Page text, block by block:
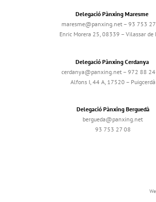
Delegació Pànxing Maresme
maresme@panxing.net – 93 753
Enric Morera 25, 08339 – Vilassar de
Delegació Pànxing Cerdanya
cerdanya@panxing.net – 972 88
Alfons I, 44 A, 17520 – Puigcerdà
Delegació Pànxing Berguedà
bergueda@panxing.net
93 753 27 08